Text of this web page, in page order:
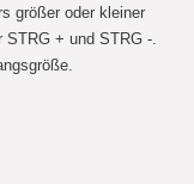
größer oder kleiner
STRG + und STRG -.